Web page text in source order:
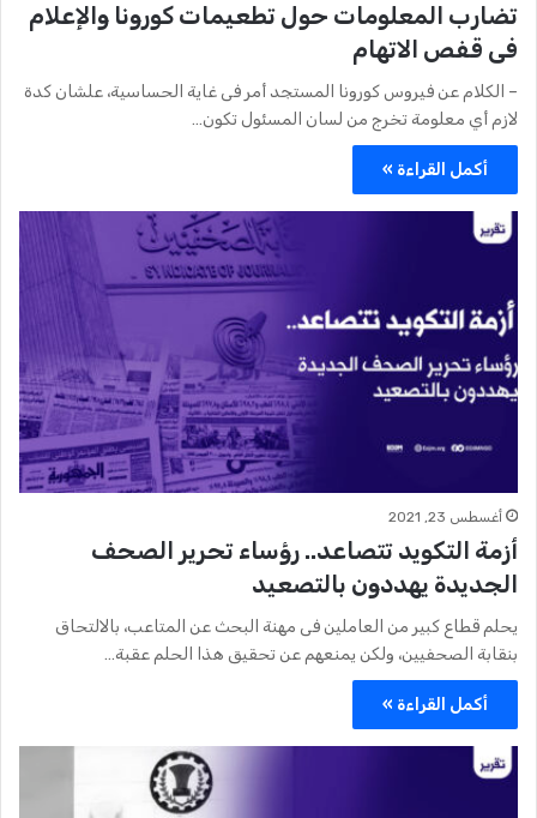
تضارب المعلومات حول تطعيمات كورونا والإعلام
فى قفص الاتهام
– الكلام عن فيروس كورونا المستجد أمر فى غاية الحساسية، علشان كدة
لازم أي معلومة تخرج من لسان المسئول تكون…
أكمل القراءة »
أغسطس 23, 2021
أزمة التكويد تتصاعد.. رؤساء تحرير الصحف
الجديدة يهددون بالتصعيد
يحلم قطاع كبير من العاملين فى مهنة البحث عن المتاعب، بالالتحاق
بنقابة الصحفيين، ولكن يمنعهم عن تحقيق هذا الحلم عقبة…
أكمل القراءة »